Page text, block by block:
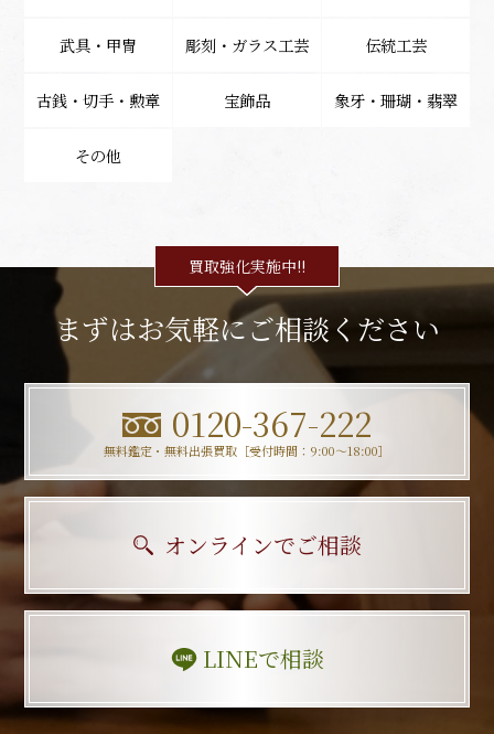
武具・甲冑 彫刻・ガラス工芸 伝統工芸
古銭・切手・勲章 宝飾品 象牙・珊瑚・翡翠
その他
買取強化実施中!!
まずはお気軽にご相談ください
0120-367-222
無料鑑定・無料出張買取［受付時間：9:00〜18:00］
オンラインでご相談
LINEで相談